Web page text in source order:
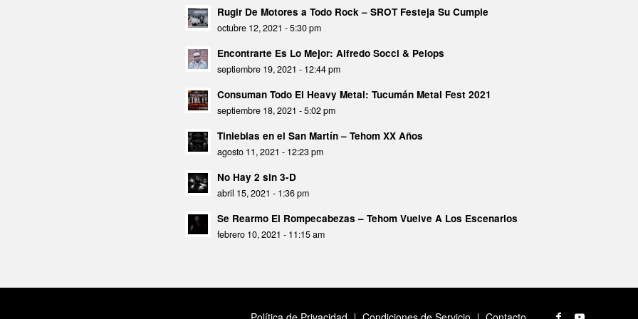
Rugir De Motores a Todo Rock – SROT Festeja Su Cumple
octubre 12, 2021 - 5:30 pm
Encontrarte Es Lo Mejor: Alfredo Socci & Pelops
septiembre 19, 2021 - 12:44 pm
Consuman Todo El Heavy Metal: Tucumán Metal Fest 2021
septiembre 18, 2021 - 5:02 pm
Tinieblas en el San Martín – Tehom XX Años
agosto 11, 2021 - 12:23 pm
No Hay 2 sin 3-D
abril 15, 2021 - 1:36 pm
Se Rearmo El Rompecabezas – Tehom Vuelve A Los Escenarios
febrero 10, 2021 - 11:15 am